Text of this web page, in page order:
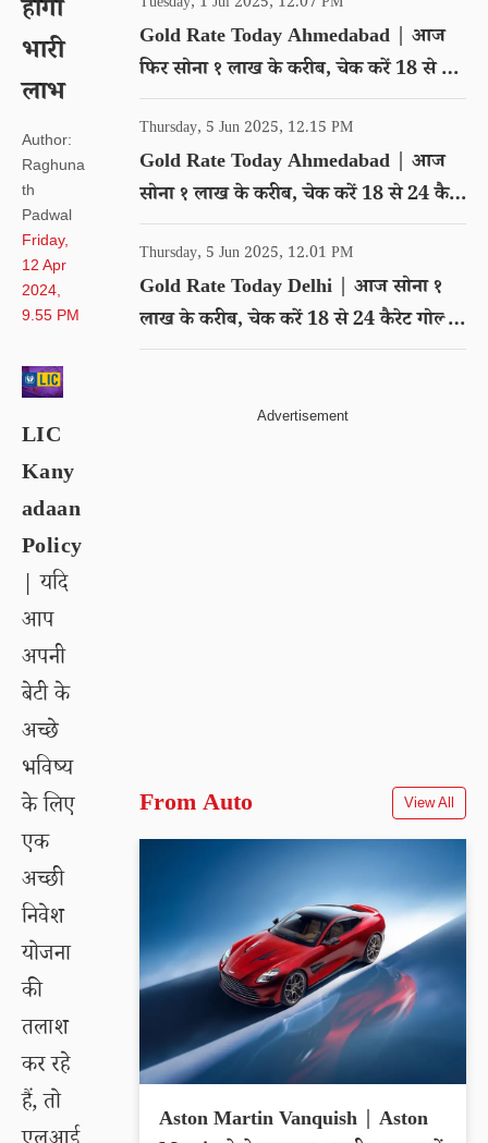
होगा
भारी
लाभ
Author:
Raghuna
th
Padwal
Friday,
12 Apr
2024,
9.55 PM
LIC
Kany
adaan
Policy
| यदि
आप
अपनी
बेटी के
अच्छे
भविष्य
के लिए
एक
अच्छी
निवेश
योजना
की
तलाश
कर रहे
हैं, तो
Gold Rate Today Ahmedabad | आज
फिर सोना १ लाख के करीब, चेक करें 18 से 24
कैरेट गोल्ड का रेट
Thursday, 5 Jun 2025, 12.15 PM
Gold Rate Today Ahmedabad | आज
सोना १ लाख के करीब, चेक करें 18 से 24 कैरेट
गोल्ड का रेट
Thursday, 5 Jun 2025, 12.01 PM
Gold Rate Today Delhi | आज सोना १
लाख के करीब, चेक करें 18 से 24 कैरेट गोल्ड
का रेट
From Auto View All
Aston Martin Vanquish | Aston